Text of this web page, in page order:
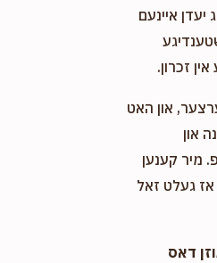
יעדן איינעם
זכרון.
און האט
און
מיר קענען
אז געלט זאל
דאס